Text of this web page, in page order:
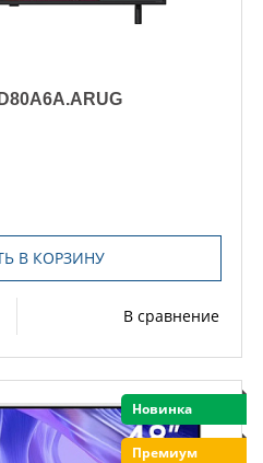
В КОРЗИНУ
В сравнение
Новинка
Премиум